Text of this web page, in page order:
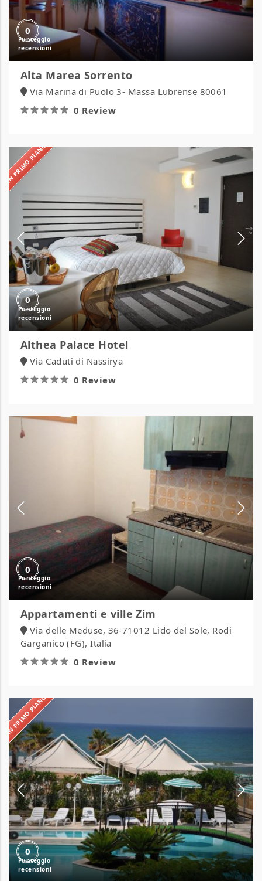
0
Alta Marea Sorrento
Via Marina di Puolo 3- Massa Lubrense 80061
0 Review
IN PRIMO PIANO
0
Althea Palace Hotel
Via Caduti di Nassirya
0 Review
0
Appartamenti
Appartamenti e ville Zim
Via delle Meduse, 36-71012 Lido del Sole, Rodi
Garganico (FG), Italia
0 Review
IN PRIMO PIANO
0
Hotel
&
Residence